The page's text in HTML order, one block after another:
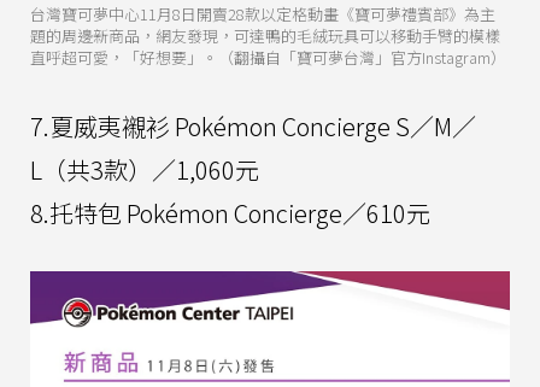
台灣寶可夢中心11月8日開賣28款以定格動畫《寶可夢禮賓部》為主
題的周邊新商品，網友發現，可達鴨的毛絨玩具可以移動手臂的模樣
直呼超可愛，「好想要」。（翻攝自「寶可夢台灣」官方Instagram）
7.夏威夷襯衫 Pokémon Concierge S／M／
L（共3款）／1,060元
8.托特包 Pokémon Concierge／610元